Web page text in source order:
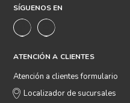
SÍGUENOS EN
ATENCIÓN A CLIENTES
Atención a clientes formulario
Localizador de sucursales